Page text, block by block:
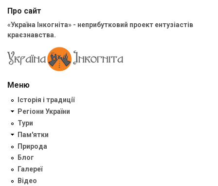
Про сайт
«Україна Інкогніта» - неприбутковий проект ентузіастів
краєзнавства.
Меню
Історія і традиції
Регіони України
Тури
Пам'ятки
Природа
Блог
Галереї
Відео